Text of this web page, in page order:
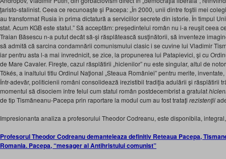
ţaristo-stalinist. Ceea ce recunoaşte şi Pacepa: „În 2000, unii dintre foştii mei
au transformat Rusia în prima dictatură a serviciilor secrete din istorie. În timpul
stat. Acum KGB este statul.” Să acceptăm: preşedintelui român nu i-a reuşit ceea
Traian Băsescu n-a putut decât să-şi răsplătească susţinătorii, să inventeze
să admită că sarcina condamnării comunismului clasic i se cuvine lui Vladimir
iar pentru asta l-a mai învrednicit, se zice, la propunerea lui Patapievici, şi cu
de Mare Cavaler. Fireşte, cazul răsplătirii „hiclenilor” nu este singular, altul de
Tökés, a înaltului titlu Ordinul Naţional „Steaua României” pentru merite,
Într-adevăr, politicienii români consolidează irezistibil tradiţia adulării şi răsplătirii
momentul să disociem între felul cum statul român postdecembrist a gratulat
de tip Tismăneanu-Pacepa prin raportare la modul cum au fost trataţi rezistenţii
Impresionanta analiza a profesorului Theodor Codreanu, este disponibila,
Profesorul Theodor Codreanu demanteleaza definitiv Reteaua Pacepa,
Romania. Pacepa, “mesager al Antihristului comunist”